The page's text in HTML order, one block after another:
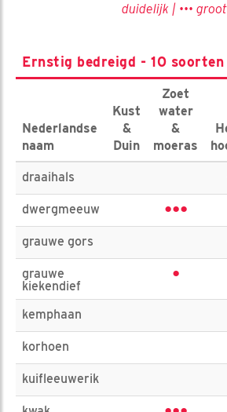
duidelijk | ••• groot
Ernstig bedreigd - 10 soorten
Nederlandse
naam
Kust
&
Duin
Zoet
water
&
moeras
draaihals
dwergmeeuw •••
grauwe gors
grauwe
kiekendief
•
kemphaan
korhoen
kuifleeuwerik